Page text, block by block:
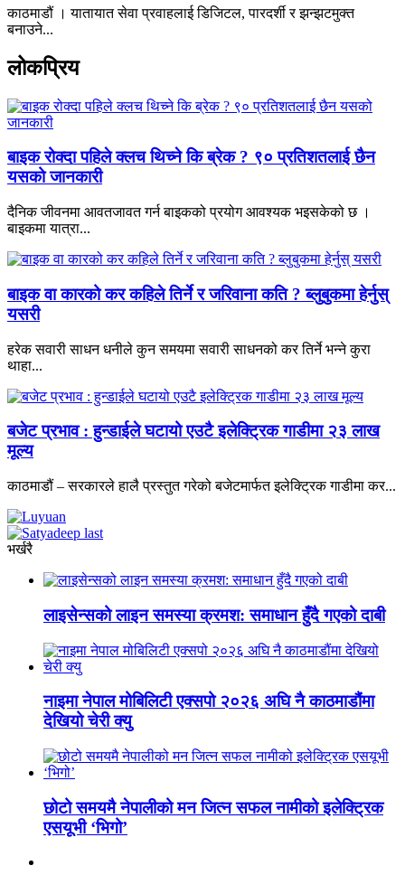
काठमाडौं । यातायात सेवा प्रवाहलाई डिजिटल, पारदर्शी र झन्झटमुक्त
बनाउने...
लोकप्रिय
बाइक रोक्दा पहिले क्लच थिच्ने कि ब्रेक ? ९० प्रतिशतलाई छैन
यसको जानकारी
दैनिक जीवनमा आवतजावत गर्न बाइकको प्रयोग आवश्यक भइसकेको छ ।
बाइकमा यात्रा...
बाइक वा कारको कर कहिले तिर्ने र जरिवाना कति ? ब्लुबुकमा हेर्नुस्
यसरी
हरेक सवारी साधन धनीले कुन समयमा सवारी साधनको कर तिर्ने भन्ने कुरा
थाहा...
बजेट प्रभाव : हुन्डाईले घटायो एउटै इलेक्ट्रिक गाडीमा २३ लाख
मूल्य
काठमाडौं – सरकारले हालै प्रस्तुत गरेको बजेटमार्फत इलेक्ट्रिक गाडीमा कर...
भर्खरै
लाइसेन्सको लाइन समस्या क्रमश: समाधान हुँदै गएको दाबी
नाइमा नेपाल मोबिलिटी एक्सपो २०२६ अघि नै काठमाडौंमा
देखियो चेरी क्यु
छोटो समयमै नेपालीको मन जित्न सफल नामीको इलेक्ट्रिक
एसयूभी ‘भिगो’